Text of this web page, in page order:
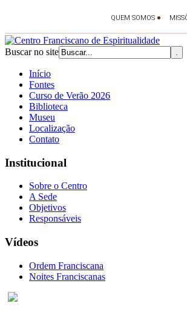
Buscar no site
Início
Fontes
Curso de Verão 2026
Biblioteca
Museu
Localização
Contato
Institucional
Sobre o Centro
A Sede
Objetivos
Responsáveis
Vídeos
Ordem Franciscana
Noites Franciscanas